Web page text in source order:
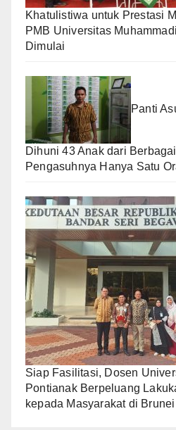
Khatulistiwa untuk Prestasi
PMB Universitas
Dimulai
Panti
Dihuni 43 Anak dari
Pengasuhnya Hanya Satu
Siap Fasilitasi, Dosen
Pontianak Berpeluang
kepada Masyarakat di